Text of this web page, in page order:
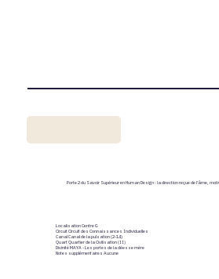
Porte 2 du Savoir Supérieur en Human Design : la direction reçue de l'âme,
Localisation Centre G
Circuit Circuit des Connaissances Individuelles
Canal Canal de la pulsation (2-14)
Quart Quartier de la Civilisation (II)
Divinité MAYA - Les portes de la déesse mère
Notes supplémentaires Aucune